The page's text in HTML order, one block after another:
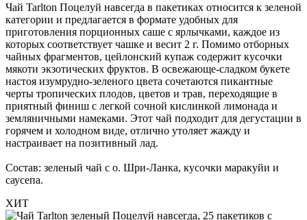
Чай Tarlton Поцелуй навсегда в пакетиках относится к зеленой
категории и предлагается в формате удобных для
приготовления порционных саше с ярлычками, каждое из
которых соответствует чашке и весит 2 г. Помимо отборных
чайных фрагментов, цейлонский купаж содержит кусочки
мякоти экзотических фруктов. В освежающе-сладком букете
настоя изумрудно-зеленого цвета сочетаются пикантные
черты тропических плодов, цветов и трав, переходящие в
приятный финиш с легкой сочной кислинкой лимонада и
земляничными намеками. Этот чай подходит для дегустации в
горячем и холодном виде, отлично утоляет жажду и
настраивает на позитивный лад.
Состав: зеленый чай с о. Шри-Ланка, кусочки маракуйи и
саусепа.
ХИТ